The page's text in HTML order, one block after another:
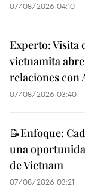
07/08/2026 04:10
Experto: Visita
vietnamita
relaciones con
07/08/2026 03:40
📝Enfoque:
una
de Vietnam
07/08/2026 03:21